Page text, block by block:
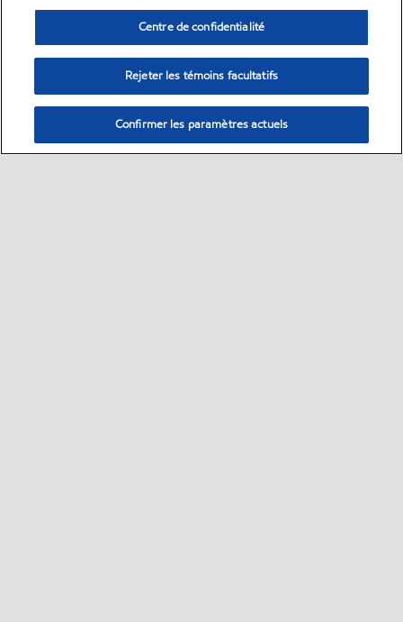
Centre de confidentialité
Rejeter les témoins facultatifs
Confirmer les paramètres actuels